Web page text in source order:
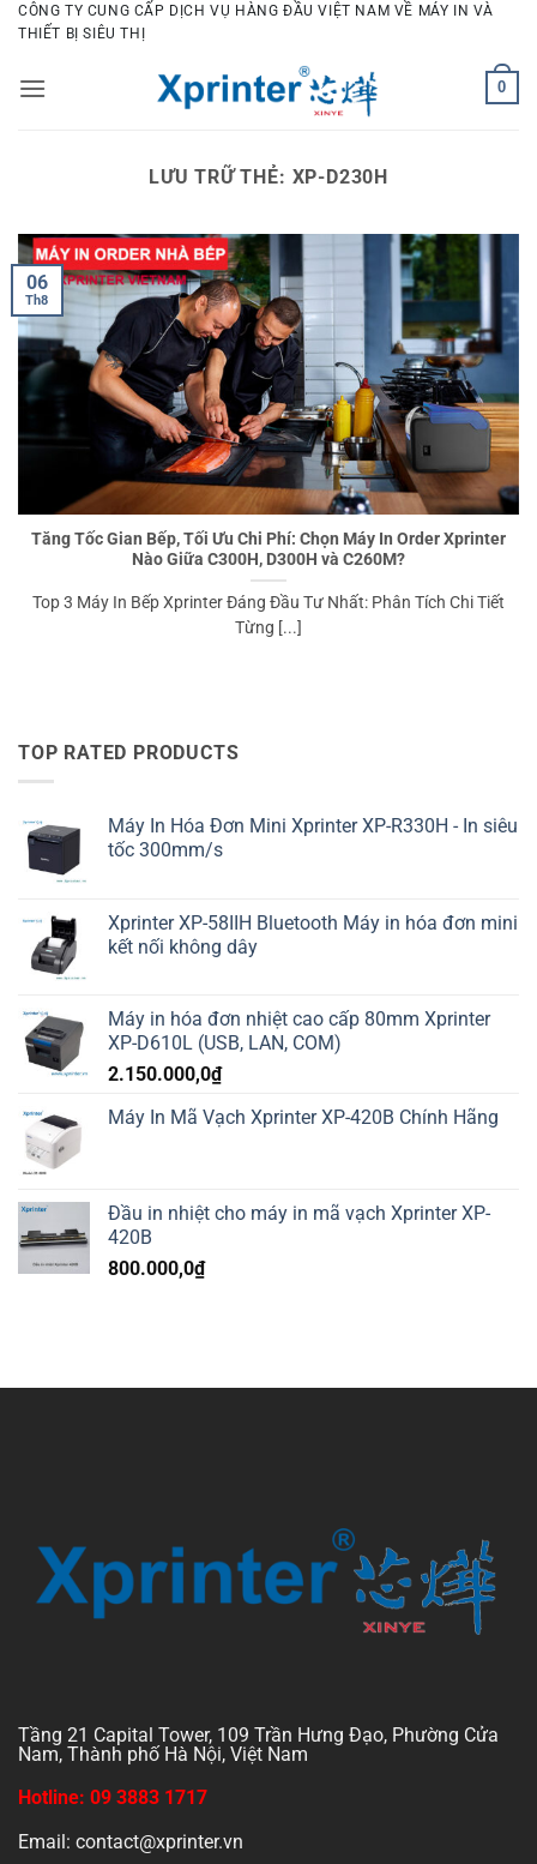
Bỏ
qua
dung
CÔNG TY CUNG CẤP DỊCH VỤ HÀNG ĐẦU VIỆT NAM VỀ MÁY IN VÀ
THIẾT BỊ SIÊU THỊ
0
LƯU TRỮ THẺ: XP-D230H
Tăng Tốc Gian Bếp, Tối Ưu Chi Phí: Chọn Máy In Order Xprinter
Nào Giữa C300H, D300H và C260M?
Top 3 Máy In Bếp Xprinter Đáng Đầu Tư Nhất: Phân Tích Chi Tiết
Từng [...]
06
Th8
TOP RATED PRODUCTS
Máy In Hóa Đơn Mini Xprinter XP-R330H - In siêu
tốc 300mm/s
Xprinter XP-58IIH Bluetooth Máy in hóa đơn mini
kết nối không dây
Máy in hóa đơn nhiệt cao cấp 80mm Xprinter
XP-D610L (USB, LAN, COM)
2.150.000,0₫
Máy In Mã Vạch Xprinter XP-420B Chính Hãng
Đầu in nhiệt cho máy in mã vạch Xprinter XP-
420B
800.000,0₫
Tầng 21 Capital Tower, 109 Trần Hưng Đạo, Phường Cửa
Nam, Thành phố Hà Nội, Việt Nam
Hotline: 09 3883 1717
Email: contact@xprinter.vn